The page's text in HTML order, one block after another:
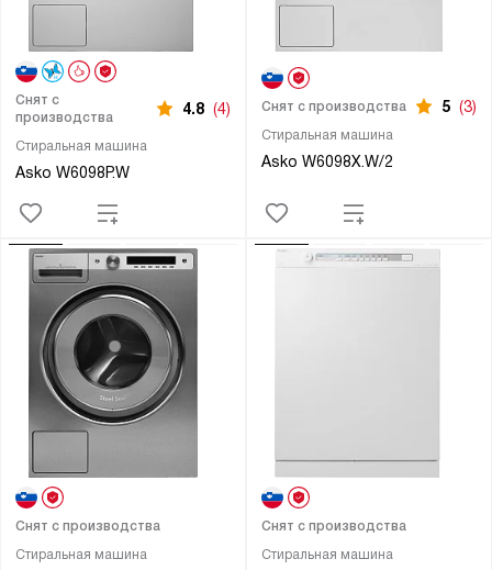
Стиральная машина
Asko W6098P.W
Снят с
производства
4.8 (4)
Стиральная машина
Asko W6098X.W/2
Снят с производства 5 (3)
Стиральная машина
Снят с производства
Стиральная машина
Снят с производства